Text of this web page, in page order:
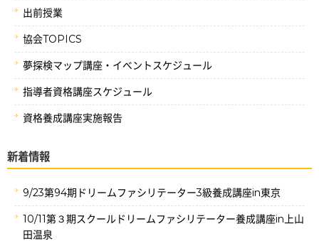
出前授業
協会TOPICS
夢探検マップ講座・イベントスケジュール
指導者資格講座スケジュール
資格養成講座実施報告
新着情報
9/23第94期ドリームファシリテーター3級養成講座in東京
10/11第３期スクールドリームファシリテーター養成講座in上山
田温泉